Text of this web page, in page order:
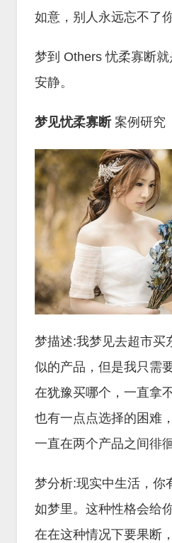
如意，别人永远忘不了
梦到 Others 忧柔寡断
安静。
梦见忧柔寡断 案例研究
梦描述:我梦见去超市买
似的产品，但是我只需
在犹豫买哪个，一直拿
也有一点点选择的困难
一直在两个产品之间徘
梦分析:现实中生活，你
如梦里。这种性格会给
在在这种情况下要果断